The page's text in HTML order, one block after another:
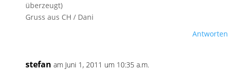
überzeugt)
Gruss aus CH / Dani
Antworten
stefan am Juni 1, 2011 um 10:35 a.m.